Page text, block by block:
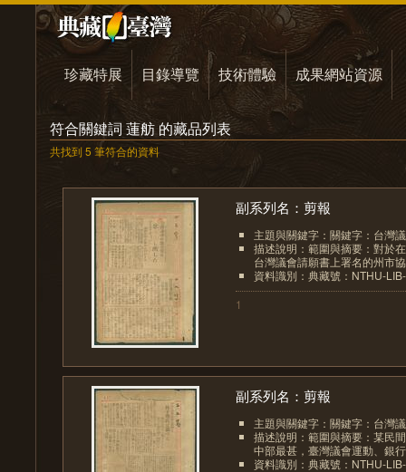
珍藏特展 目錄導覽 技術體驗 成果網站資源
符合關鍵詞 蓮舫 的藏品列表
共找到 5 筆符合的資料
副系列名：剪報
主題與關鍵字：關鍵字：台灣
描述說明：範圍與摘要：對於
台灣議會請願書上署名的州市
資料識別：典藏號：NTHU-
1
副系列名：剪報
主題與關鍵字：關鍵字：台灣
描述說明：範圍與摘要：某民
中部最甚，臺灣議會運動、銀
資料識別：典藏號：NTHU-